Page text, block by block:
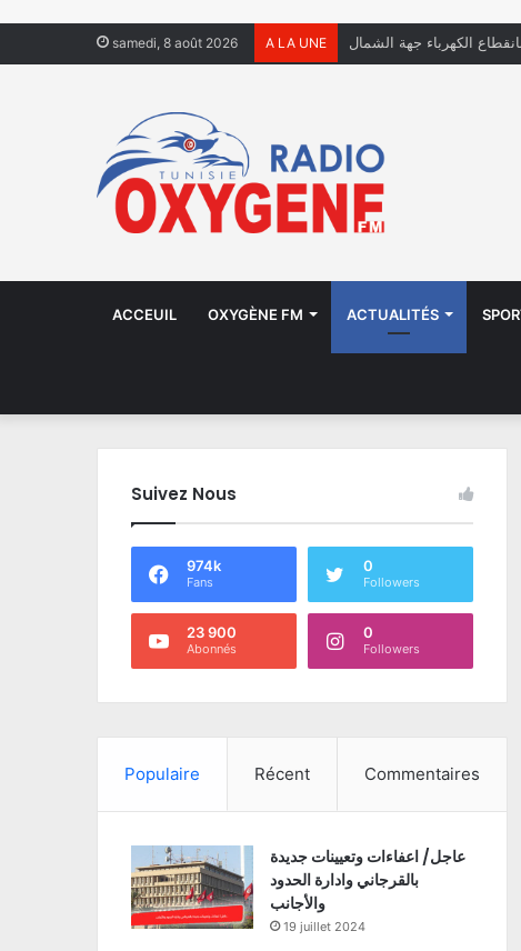
samedi, 8 août 2026 A LA UNE أطفال يعيشون في الشوارع
ACCEUIL OXYGÈNE FM ACTUALITÉS
Suivez Nous
974k
Fans
0
Followers
23 900
Abonnés
0
Followers
Populaire Récent Commentaires
عاجل/ اعفاءات وتعيينات جديدة
بالقرجاني وادارة الحدود
والأجانب
19 juillet 2024